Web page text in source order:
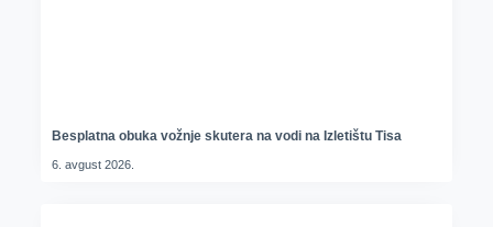
Besplatna obuka vožnje skutera na vodi na Izletištu Tisa
6. avgust 2026.